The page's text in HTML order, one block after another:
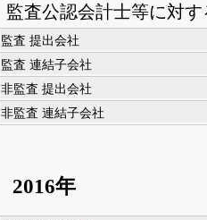
監査公認会計士等に対す
監査 提出会社
監査 連結子会社
非監査 提出会社
非監査 連結子会社
2016年